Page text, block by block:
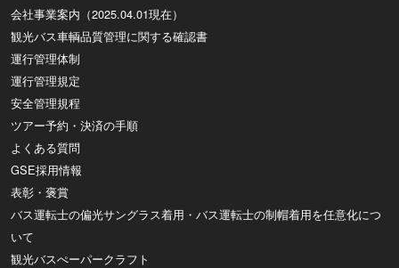
会社事業案内（2025.04.01現在）
観光バス車輌品質管理に関する確認書
運行管理体制
運行管理規定
安全管理規程
ツアー予約・決済の手順
よくある質問
GSE採用情報
表彰・褒賞
バス運転士の偏光サングラス着用・バス運転士の制帽着用を任意化につ
いて
観光バスぺーパークラフト